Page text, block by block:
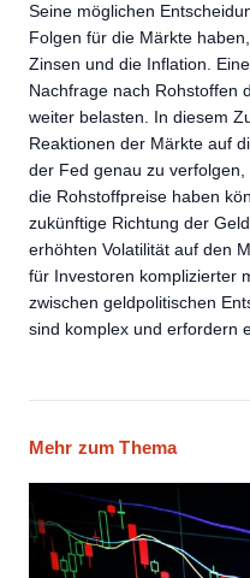
Seine möglichen
Folgen für die Märkte
Zinsen und die Inflation.
Nachfrage nach Rohstoffen
weiter belasten. In diesem
Reaktionen der Märkte auf
der Fed genau zu
die Rohstoffpreise haben
zukünftige Richtung der
erhöhten Volatilität auf den
für Investoren komplizierter
zwischen geldpolitischen
sind komplex und erfordern
Mehr zum Thema